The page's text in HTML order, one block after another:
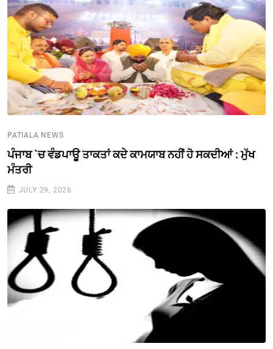
PATIALA NEWS
ਪੰਜਾਬ `ਚ ਵੰਡਪਾਊ ਤਾਕਤਾਂ ਕਦੇ ਕਾਮਯਾਬ ਨਹੀਂ ਹੋ ਸਕਦੀਆਂ : ਮੁੱਖ
ਮੰਤਰੀ
JULY 29, 2026